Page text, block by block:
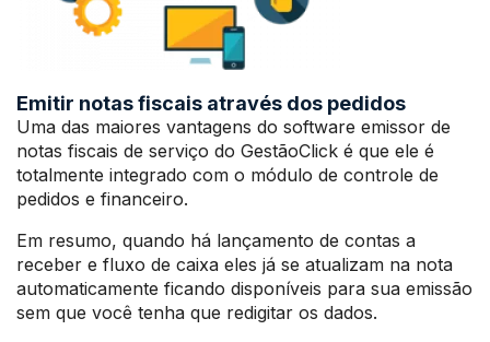
Emitir notas fiscais através dos pedidos
Uma das maiores vantagens do software emissor de
notas fiscais de serviço do GestãoClick é que ele é
totalmente integrado com o módulo de controle de
pedidos e financeiro.
Em resumo, quando há lançamento de contas a
receber e fluxo de caixa eles já se atualizam na nota
automaticamente ficando disponíveis para sua emissão
sem que você tenha que redigitar os dados.